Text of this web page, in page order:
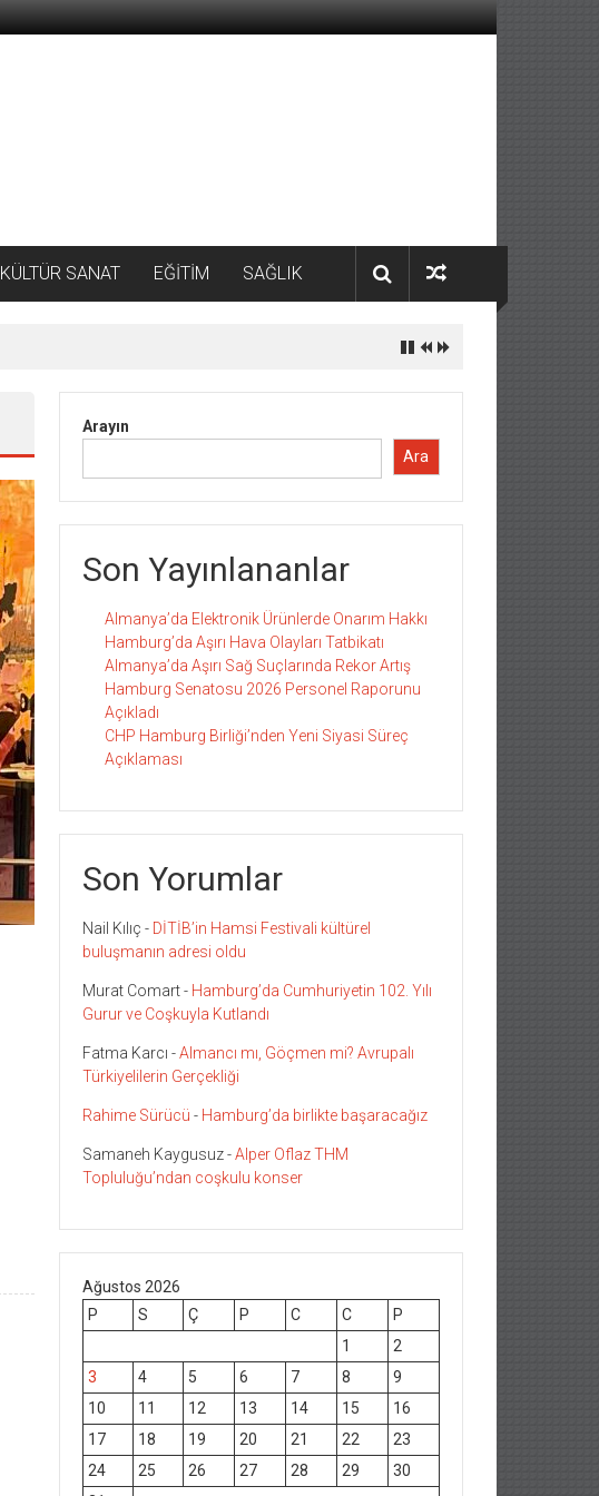
KÜLTÜR SANAT EĞİTİM SAĞLIK
Arayın
Ara
Son Yayınlananlar
Almanya’da Elektronik Ürünlerde Onarım Hakkı
Hamburg’da Aşırı Hava Olayları Tatbikatı
Almanya’da Aşırı Sağ Suçlarında Rekor Artış
Hamburg Senatosu 2026 Personel Raporunu
Açıkladı
CHP Hamburg Birliği’nden Yeni Siyasi Süreç
Açıklaması
Son Yorumlar
Nail Kılıç - DİTİB’in Hamsi Festivali kültürel
buluşmanın adresi oldu
Murat Comart- Hamburg’da Cumhuriyetin 102. Yılı
Gurur ve Coşkuyla Kutlandı
Fatma Karcı -Almancı mı, Göçmen mi? Avrupalı
Türkiyelilerin Gerçekliği
Rahime Sürücü - Hamburg’da birlikte başaracağız
Samaneh Kaygusuz-Alper Oflaz THM
Topluluğu’ndan coşkulu konser
Ağustos 2026
P
S Ç P C C
P
1
2
3
4 5 6 7 8
9
10
11 12 13 14 15
16
17
18 19 20 21 22
23
24
25 26 27 28 29
30